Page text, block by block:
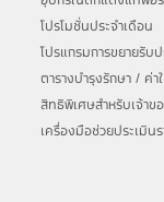
โปรโมชั่นประจำเดือน
โปรแกรมการขยายรับ
ตารางบำรุงรักษา / ค่
สิทธิพิเศษสำหรับเจ้าข
เครื่องมือช่วยประเมิน